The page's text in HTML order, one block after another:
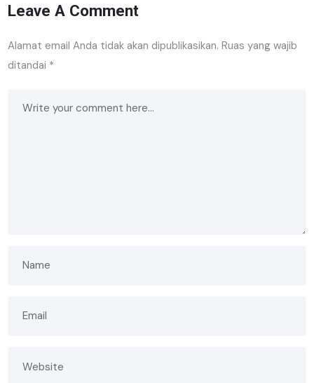
Leave A Comment
Alamat email Anda tidak akan dipublikasikan. Ruas yang wajib
ditandai *